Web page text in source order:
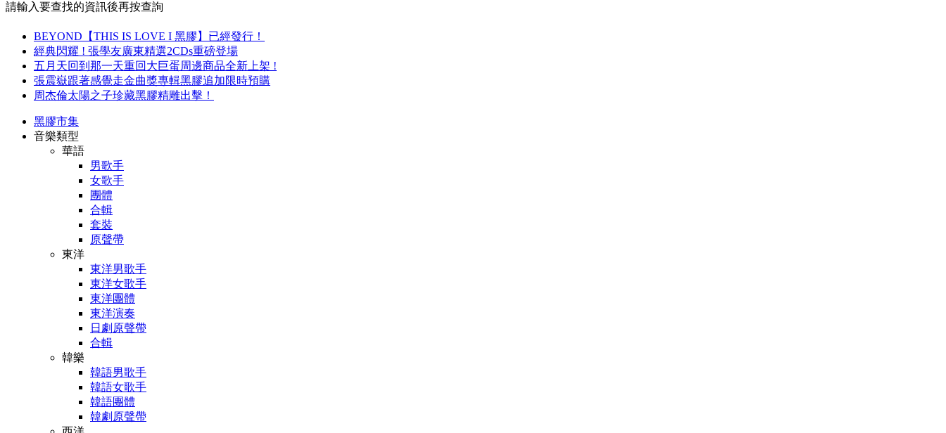
請輸入要查找的資訊後再按查詢
BEYOND【THIS IS LOVE I 黑膠】已經發行！
經典閃耀 ! 張學友廣東精選2CDs重磅登場
五月天回到那一天重回大巨蛋周邊商品全新上架 !
張震嶽跟著感覺走金曲獎專輯黑膠追加限時預購
周杰倫太陽之子珍藏黑膠精雕出擊！
黑膠市集
音樂類型
華語
男歌手
女歌手
團體
合輯
套裝
原聲帶
東洋
東洋男歌手
東洋女歌手
東洋團體
東洋演奏
日劇原聲帶
合輯
韓樂
韓語男歌手
韓語女歌手
韓語團體
韓劇原聲帶